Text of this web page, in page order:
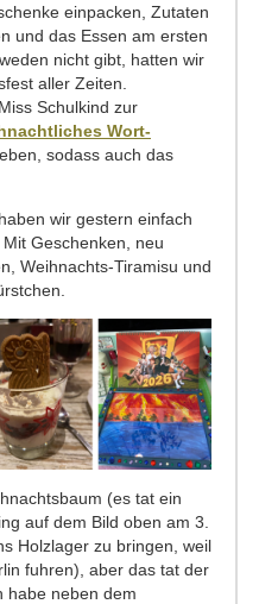
einpacken, Zutaten
und das Essen am ersten
nicht gibt, hatten wir
aller Zeiten.
Schulkind zur
Wort-
sodass auch das
wir gestern einfach
Geschenken, neu
Weihnachts-Tiramisu und
(es tat ein
auf dem Bild oben am 3.
Holzlager zu bringen, weil
fuhren), aber das tat der
habe neben dem